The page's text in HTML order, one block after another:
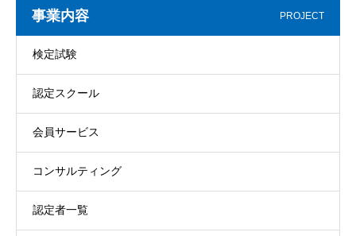
事業内容 PROJECT
検定試験
認定スクール
会員サービス
コンサルティング
認定者一覧